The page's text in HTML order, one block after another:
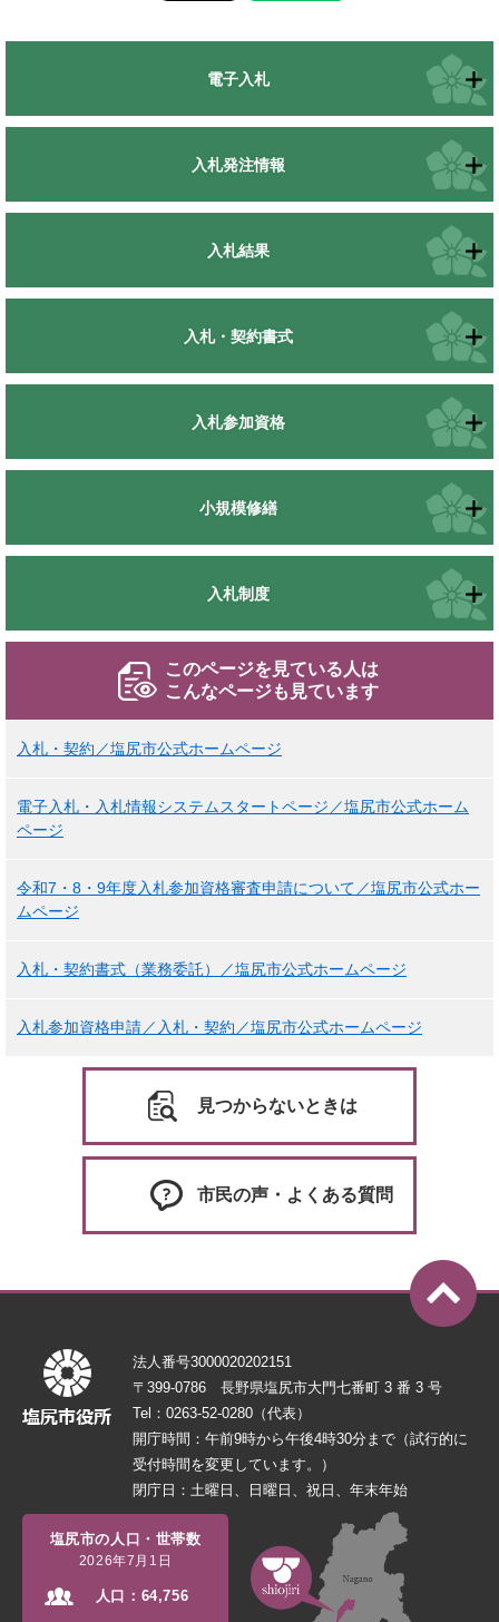
電子入札
入札発注情報
入札結果
入札・契約書式
入札参加資格
小規模修繕
入札制度
このページを見ている人は
こんなページも見ています
入札・契約／塩尻市公式ホームページ
電子入札・入札情報システムスタートページ／塩尻市公式ホーム
ページ
令和7・8・9年度入札参加資格審査申請について／塩尻市公式ホー
ムページ
入札・契約書式（業務委託）／塩尻市公式ホームページ
入札参加資格申請／入札・契約／塩尻市公式ホームページ
見つからないときは
市民の声・よくある質問
法人番号3000020202151
〒399-0786 長野県塩尻市大門七番町 3 番 3 号
Tel：0263-52-0280（代表）
開庁時間：午前9時から午後4時30分まで（試行的に
受付時間を変更しています。）
閉庁日：土曜日、日曜日、祝日、年末年始
塩尻市の人口・世帯数
2026年7月1日
人口： 64,756